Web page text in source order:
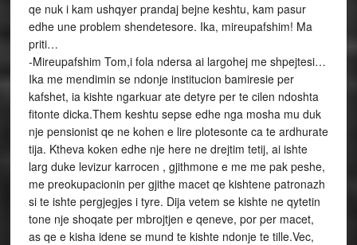
qe nuk i kam ushqyer prandaj bejne keshtu, kam pasur
edhe une problem shendetesore. Ika, mireupafshim! Ma
priti…
-Mireupafshim Tom,i fola ndersa ai largohej me shpejtesi…
Ika me mendimin se ndonje institucion bamiresie per
kafshet, ia kishte ngarkuar ate detyre per te cilen ndoshta
fitonte dicka.Them keshtu sepse edhe nga mosha mu duk
nje pensionist qe ne kohen e lire plotesonte ca te ardhurate
tija. Ktheva koken edhe nje here ne drejtim tetij, ai ishte
larg duke levizur karrocen , gjithmone e me me pak peshe,
me preokupacionin per gjithe macet qe kishtene patronazh
si te ishte pergjegjes i tyre. Dija vetem se kishte ne qytetin
tone nje shoqate per mbrojtjen e qeneve, por per macet,
as qe e kisha idene se mund te kishte ndonje te tille.Vec,